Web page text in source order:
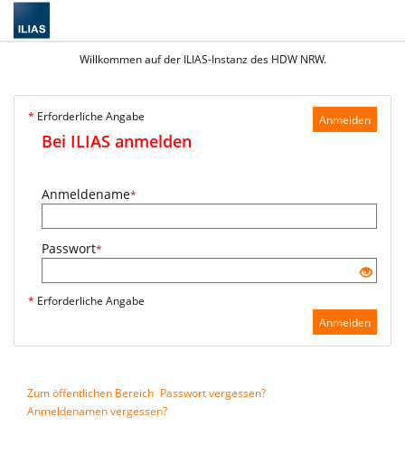
Willkommen auf der ILIAS-Instanz des HDW NRW.
Anmelden
* Erforderliche Angabe
Bei ILIAS anmelden
Anmeldename*
Passwort*
* Erforderliche Angabe
Anmelden
Zum öffentlichen Bereich Passwort vergessen?
Anmeldenamen vergessen?